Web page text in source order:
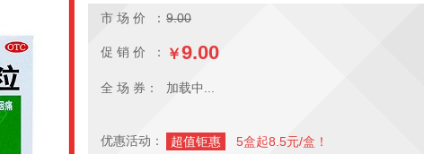
市 场 价 ： 9.00
促 销 价 ： ￥9.00
全 场 券： 加载中...
优惠活动： 超值钜惠 5盒起8.5元/盒！